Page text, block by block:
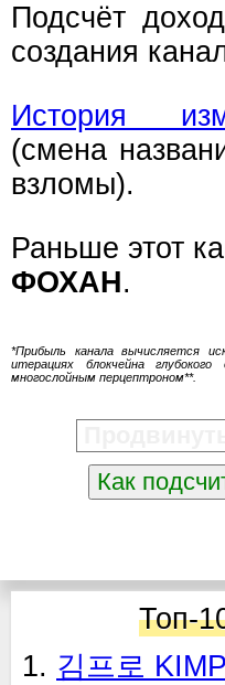
Подсчёт
создания
История
(смена
взломы).
Раньше этот
ФОХАН.
*Прибыль канала вычисляется
итерациях блокчейна
многослойным перцептроном**.
Как
Топ-
1. 김프로